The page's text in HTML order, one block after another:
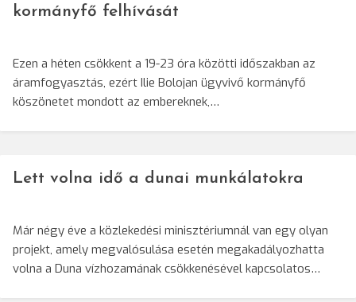
kormányfő felhívását
Ezen a héten csökkent a 19-23 óra közötti időszakban az
áramfogyasztás, ezért Ilie Bolojan ügyvivő kormányfő
köszönetet mondott az embereknek,…
Lett volna idő a dunai munkálatokra
Már négy éve a közlekedési minisztériumnál van egy olyan
projekt, amely megvalósulása esetén megakadályozhatta
volna a Duna vízhozamának csökkenésével kapcsolatos…